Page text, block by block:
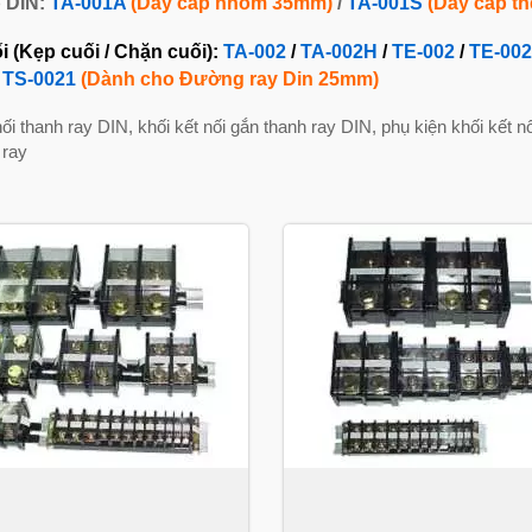
(Kẹp cuối / Chặn cuối): TA-002 /TA-002H /TE-002 /TE-
TS-0021 (Dành cho Đường ray Din 25mm)
thanh ray DIN, khối kết nối gắn thanh ray DIN, phụ kiện khối kết